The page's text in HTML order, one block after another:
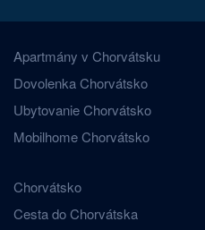
Apartmány v Chorvátsku
Dovolenka Chorvátsko
Ubytovanie Chorvátsko
Mobilhome Chorvátsko
Chorvátsko
Cesta do Chorvátska